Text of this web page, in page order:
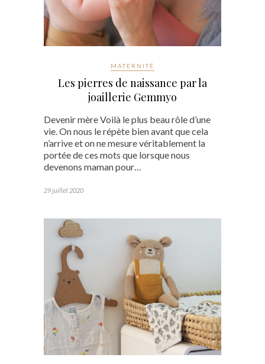
MATERNITÉ
Les pierres de naissance par la
joaillerie Gemmyo
Devenir mère Voilà le plus beau rôle d’une
vie. On nous le répète bien avant que cela
n’arrive et on ne mesure véritablement la
portée de ces mots que lorsque nous
devenons maman pour…
29 juillet 2020